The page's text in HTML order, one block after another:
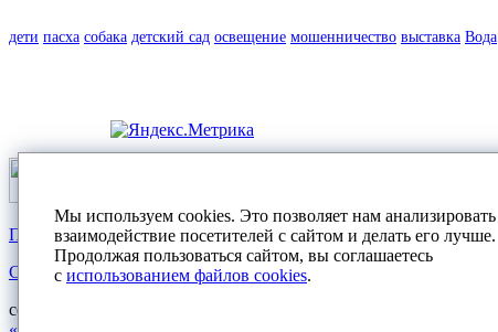
дети пасха собака детский сад освещение мошенничество выставка Вода
Политика конфиденциальности
Согласие на обработку персональных данных
создание сайта:
Мы используем cookies. Это позволяет нам анализировать
взаимодействие посетителей с сайтом и делать его лучше.
Продолжая пользоваться сайтом, вы соглашаетесь
с использованием файлов cookies.